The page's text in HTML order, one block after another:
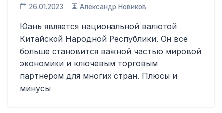
26.01.2023 Александр Новиков
Юань является национальной валютой
Китайской Народной Республики. Он все
больше становится важной частью мировой
экономики и ключевым торговым
партнером для многих стран. Плюсы и
минусы